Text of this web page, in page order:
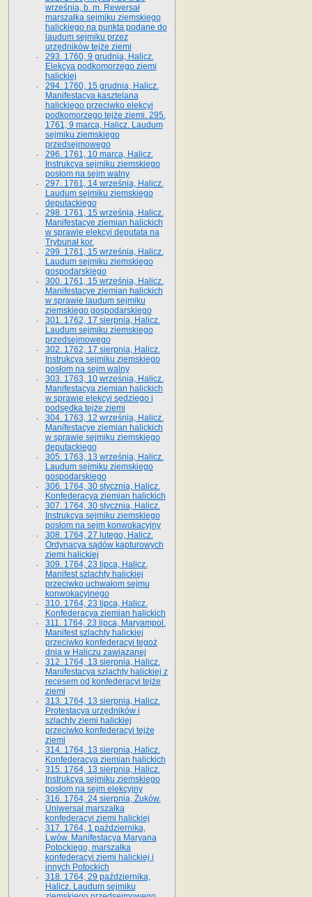
września, b. m. Rewersał
marszałka sejmiku ziemskiego
halickiego na punkta podane do
laudum sejmiku przez
urzędników tejże ziemi
293. 1760, 9 grudnia, Halicz.
Elekcya podkomorzego ziemi
halickiej
294. 1760, 15 grudnia, Halicz.
Manifestacya kasztelana
halickiego przeciwko elekcyi
podkomorzego tejże ziemi. 295.
1761, 9 marca, Halicz. Laudum
sejmiku ziemskiego
przedsejmowego
296. 1761, 10 marca, Halicz.
Instrukcya sejmiku ziemskiego
posłom na sejm walny
297. 1761, 14 września, Halicz.
Laudum sejmiku ziemskiego
deputackiego
298. 1761, 15 września, Halicz.
Manifestacye ziemian halickich
w sprawie elekcyi deputata na
Trybunał kor.
299. 1761, 15 września, Halicz.
Laudum sejmiku ziemskiego
gospodarskiego
300. 1761, 15 września, Halicz.
Manifestacye ziemian halickich
w sprawie laudum sejmiku
ziemskiego gospodarskiego
301. 1762, 17 sierpnia, Halicz.
Laudum sejmiku ziemskiego
przedsejmowego
302. 1762, 17 sierpnia, Halicz.
Instrukcya sejmiku ziemskiego
posłom na sejm walny
303. 1763, 10 września, Halicz.
Manifestacya ziemian halickich
w sprawie elekcyi sędziego i
podsędka tejże ziemi
304. 1763, 12 września, Halicz.
Manifestacye ziemian halickich
w sprawie sejmiku ziemskiego
deputackiego
305. 1763, 13 września, Halicz.
Laudum sejmiku ziemskiego
gospodarskiego
306. 1764, 30 stycznia, Halicz.
Konfederacya ziemian halickich
307. 1764, 30 stycznia, Halicz.
Instrukcya sejmiku ziemskiego
posłom na sejm konwokacyjny
308. 1764, 27 lutego, Halicz.
Ordynacya sądów kapturowych
ziemi halickiej
309. 1764, 23 lipca, Halicz.
Manifest szlachty halickiej
przeciwko uchwałom sejmu
konwokacyjnego
310. 1764, 23 lipca, Halicz.
Konfederacya ziemian halickich
311. 1764, 23 lipca, Maryampol.
Manifest szlachty halickiej
przeciwko konfederacyi tegoż
dnia w Haliczu zawiązanej
312. 1764, 13 sierpnia, Halicz.
Manifestacya szlachty halickiej z
recesem od konfederacyi tejże
ziemi
313. 1764, 13 sierpnia, Halicz.
Protestacya urzędników i
szlachty ziemi halickiej
przeciwko konfederacyi tejże
ziemi
314. 1764, 13 sierpnia, Halicz.
Konfederacya ziemian halickich
315. 1764, 13 sierpnia, Halicz.
Instrukcya sejmiku ziemskiego
posłom na sejm elekcyjny
316. 1764, 24 sierpnia, Żuków.
Uniwersał marszałka
konfederacyi ziemi halickiej
317. 1764, 1 października,
Lwów. Manifestacya Maryana
Potockiego, marszałka
konfederacyi ziemi halickiej i
innych Potockich
318. 1764, 29 października,
Halicz. Laudum sejmiku